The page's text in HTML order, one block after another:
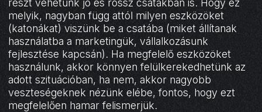
részt vehetünk jó és rossz csatákban is. Hogy ez
melyik, nagyban függ attól milyen eszközöket
(katonákat) viszünk be a csatába (miket állítanak
használatba a marketingük, vállalkozásunk
fejlesztése kapcsán). Ha megfelelő eszközöket
használunk, akkor könnyen felülkerekedhetünk az
adott szituációban, ha nem, akkor nagyobb
veszteségeknek nézünk elébe, fontos, hogy ezt
megfelelően hamar felismerjük.